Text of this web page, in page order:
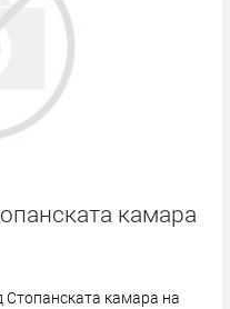
камара
Стопанската камара на